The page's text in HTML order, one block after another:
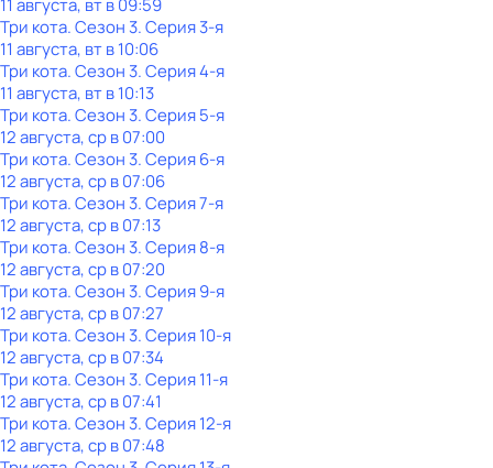
11 августа, вт в 09:59
Три кота. Сезон 3. Серия 3-я
11 августа, вт в 10:06
Три кота. Сезон 3. Серия 4-я
11 августа, вт в 10:13
Три кота. Сезон 3. Серия 5-я
12 августа, ср в 07:00
Три кота. Сезон 3. Серия 6-я
12 августа, ср в 07:06
Три кота. Сезон 3. Серия 7-я
12 августа, ср в 07:13
Три кота. Сезон 3. Серия 8-я
12 августа, ср в 07:20
Три кота. Сезон 3. Серия 9-я
12 августа, ср в 07:27
Три кота. Сезон 3. Серия 10-я
12 августа, ср в 07:34
Три кота. Сезон 3. Серия 11-я
12 августа, ср в 07:41
Три кота. Сезон 3. Серия 12-я
12 августа, ср в 07:48